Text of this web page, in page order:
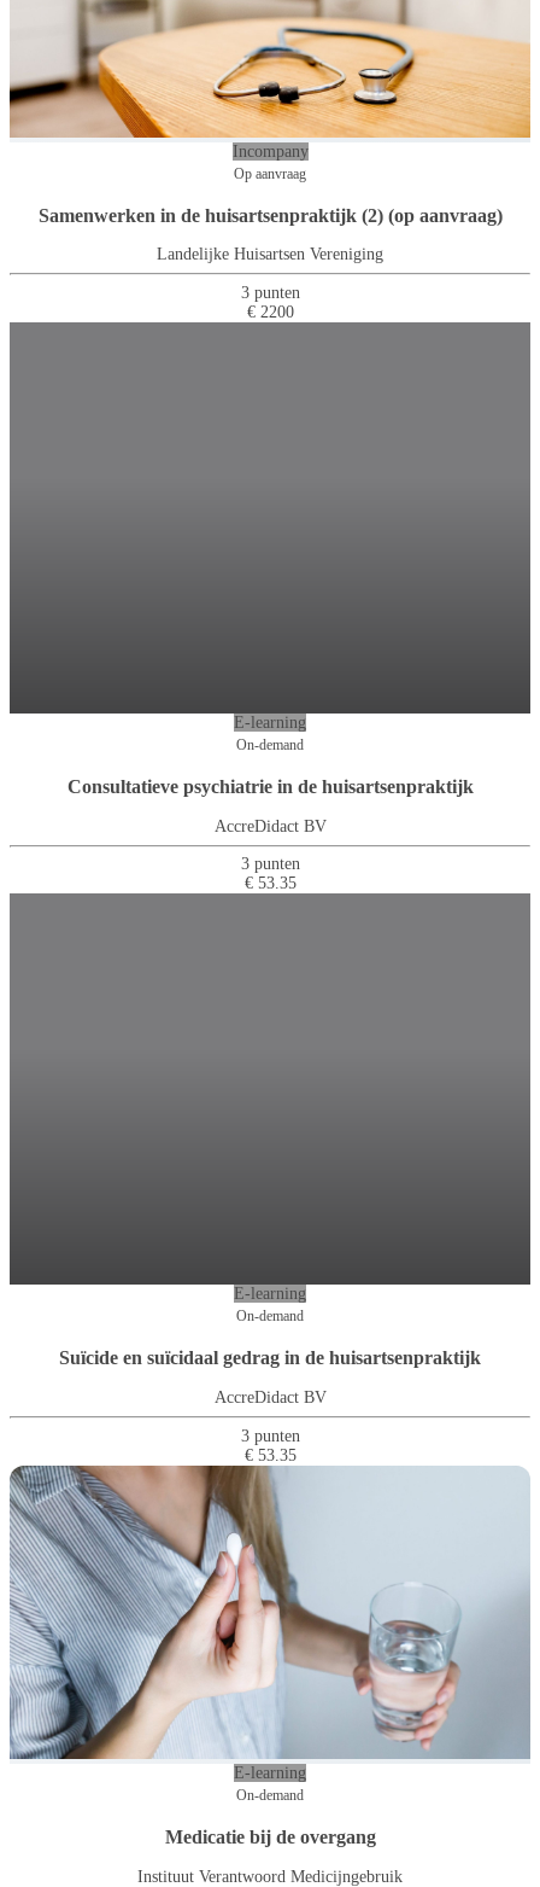
Incompany
Op aanvraag
Samenwerken in de huisartsenpraktijk (2) (op aanvraag)
Landelijke Huisartsen Vereniging
3 punten
€ 2200
E-learning
On-demand
Consultatieve psychiatrie in de huisartsenpraktijk
AccreDidact BV
3 punten
€ 53.35
E-learning
On-demand
Suïcide en suïcidaal gedrag in de huisartsenpraktijk
AccreDidact BV
3 punten
€ 53.35
E-learning
On-demand
Medicatie bij de overgang
Instituut Verantwoord Medicijngebruik